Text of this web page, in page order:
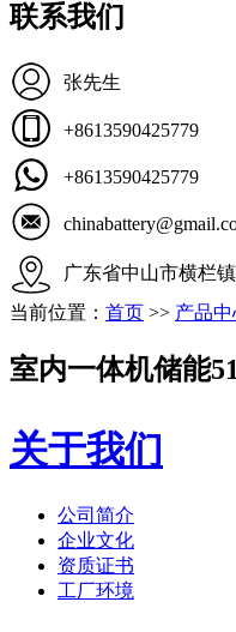
联系我们
张先生
+8613590425779
+8613590425779
广东省中山市横栏
当前位置： 首页 >> 产品
室内一体机储能
关于我们
公司简介
企业文化
资质证书
工厂环境